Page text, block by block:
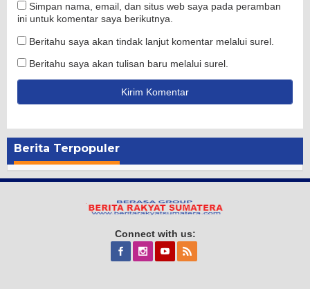
Simpan nama, email, dan situs web saya pada peramban
ini untuk komentar saya berikutnya.
Beritahu saya akan tindak lanjut komentar melalui surel.
Beritahu saya akan tulisan baru melalui surel.
Berita Terpopuler
Connect with us: